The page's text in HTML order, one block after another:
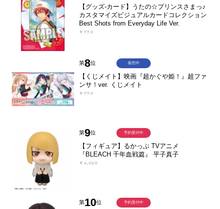
【グッズ-カード】うたの☆プリンスさまっ♪
カスタマイズビジュアルカードコレクション
Best Shots from Everyday Life Ver.
￥770
第8位
【くじメイト】映画『超かぐや姫！』超ファ
ンサ！ver. くじメイト
￥770
発売中
第9位
【フィギュア】るかっぷ TVアニメ
『BLEACH 千年血戦篇』 平子真子
￥4,020
予約受付中
第10位 予約受付中